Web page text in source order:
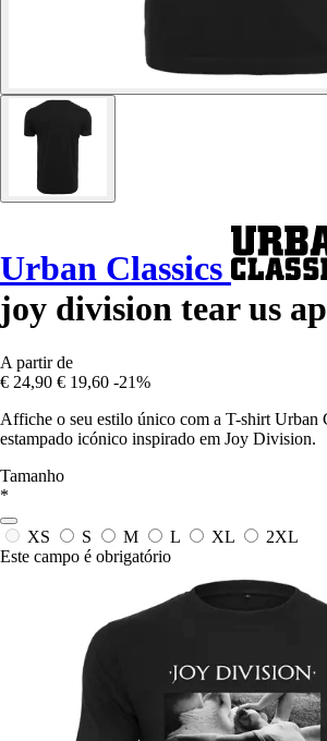
Urban Classics
joy division tear us
A partir de
€ 24,90 € 19,60 -21%
Affiche o seu estilo único com a T-shirt Urban
estampado icónico inspirado em Joy Division.
Tamanho
*
XS S M L XL
2XL
Este campo é obrigatório